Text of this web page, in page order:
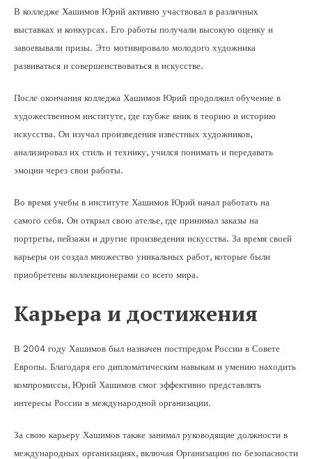
В колледже Хашимов Юрий активно участвовал в различных
выставках и конкурсах. Его работы получали высокую оценку и
завоевывали призы. Это мотивировало молодого художника
развиваться и совершенствоваться в искусстве.
После окончания колледжа Хашимов Юрий продолжил обучение в
художественном институте, где глубже вник в теорию и историю
искусства. Он изучал произведения известных художников,
анализировал их стиль и технику, учился понимать и передавать
эмоции через свои работы.
Во время учебы в институте Хашимов Юрий начал работать на
самого себя. Он открыл свою ателье, где принимал заказы на
портреты, пейзажи и другие произведения искусства. За время своей
карьеры он создал множество уникальных работ, которые были
приобретены коллекционерами со всего мира.
Карьера и достижения
В 2004 году Хашимов был назначен постпредом России в Совете
Европы. Благодаря его дипломатическим навыкам и умению находить
компромиссы, Юрий Хашимов смог эффективно представлять
интересы России в международной организации.
За свою карьеру Хашимов также занимал руководящие должности в
международных организациях, включая Организацию по безопасности